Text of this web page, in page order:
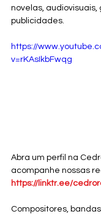
novelas, audiovisuais,
publicidades.
https://
v=rKAsIkbFwqg
Abra um perfil na
acompanhe nossas
https://linktr.ee/
Compositores,